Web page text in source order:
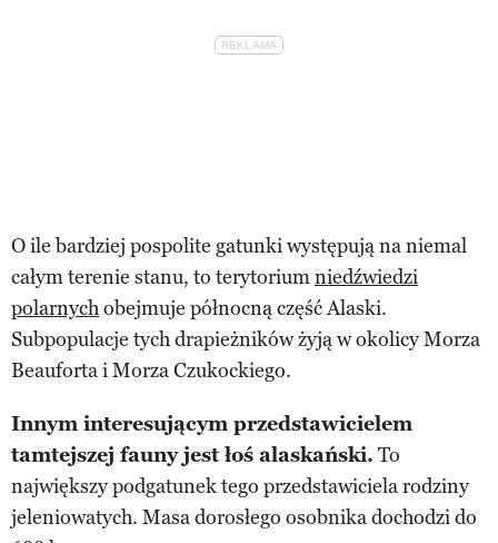
O ile bardziej pospolite gatunki występują na niemal
całym terenie stanu, to terytoriumniedźwiedzi
polarnychobejmuje północną część Alaski.
Subpopulacje tych drapieżników żyją w okolicy Morza
Beauforta i Morza Czukockiego.
Innym interesującym przedstawicielem
tamtejszej fauny jest łoś alaskański. To
największy podgatunek tego przedstawiciela rodziny
jeleniowatych. Masa dorosłego osobnika dochodzi do